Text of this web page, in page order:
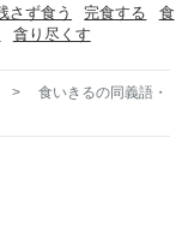
さず食う 完食する
食
貪り尽くす
> 食いきるの同義語・